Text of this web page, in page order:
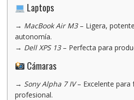
Laptops
→ MacBook Air M3– Ligera,
autonomía.
→ Dell XPS 13– Perfecta para
Cámaras
→ Sony Alpha 7 IV– Excelente para
profesional.